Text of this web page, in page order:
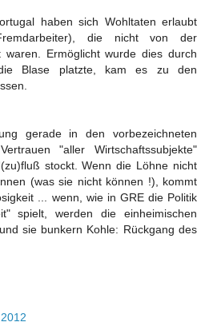
haben sich Wohltaten erlaubt
die nicht von der
waren. Ermöglicht wurde dies durch
Blase platzte, kam es zu den
gerade in den vorbezeichneten
"aller Wirtschaftssubjekte"
stockt. Wenn die Löhne nicht
(was sie nicht können !), kommt
... wenn, wie in GRE die Politik
spielt, werden die einheimischen
sie bunkern Kohle: Rückgang des